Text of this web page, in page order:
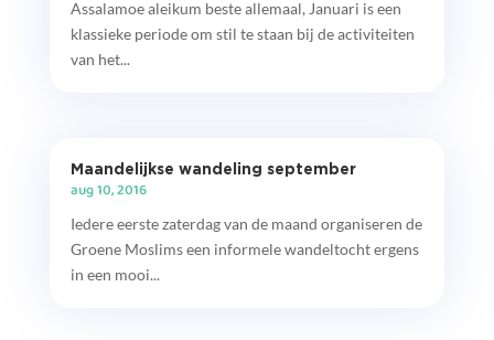
Assalamoe aleikum beste allemaal, Januari is een
klassieke periode om stil te staan bij de activiteiten
van het...
Maandelijkse wandeling september
aug 10, 2016
Iedere eerste zaterdag van de maand organiseren de
Groene Moslims een informele wandeltocht ergens
in een mooi...